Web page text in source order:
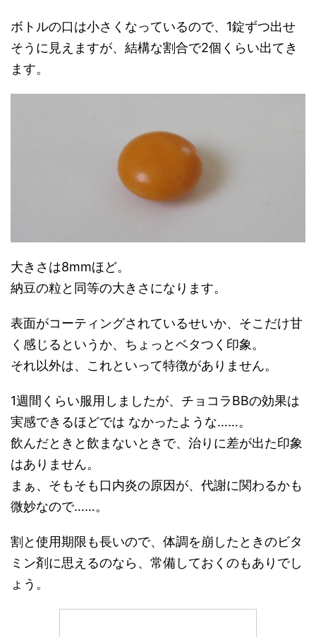
ボトルの口は小さくなっているので、1錠ずつ出せ
そうに見えますが、結構な割合で2個くらい出てき
ます。
大きさは8mmほど。
納豆の粒と同等の大きさになります。
表面がコーティングされているせいか、そこだけ甘
く感じるというか、ちょっとベタつく印象。
それ以外は、これといって特徴がありません。
1週間くらい服用しましたが、チョコラBBの効果は
実感できるほどでは なかったような……。
飲んだときと飲まないときで、治りに差が出た印象
はありません。
まぁ、そもそも口内炎の原因が、代謝に関わるかも
微妙なので……。
割と使用期限も長いので、体調を崩したときのビタ
ミン剤に思えるのなら、常備しておくのもありでし
ょう。